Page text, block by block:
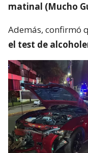
matinal (Mucho
Además, confirmó
el test de